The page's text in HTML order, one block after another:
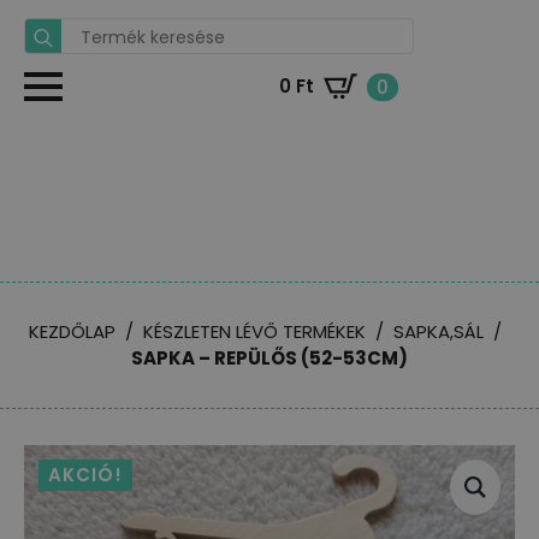
Search
for:
0 Ft 0
KEZDŐLAP KÉSZLETEN LÉVŐ TERMÉKEK
SAPKA,SÁL
SAPKA – REPÜLŐS (52-53CM)
AKCIÓ!